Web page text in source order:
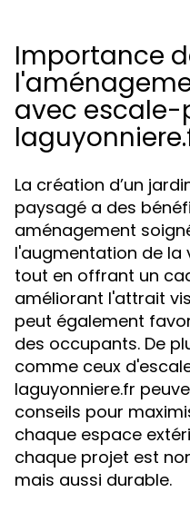
Importance
avec
La création d’un
paysagé a des
aménagement
l'augmentation de la
tout en offrant un
améliorant l'attrait
peut également
des occupants. De
comme ceux
laguyonniere.fr
conseils pour
chaque espace
chaque projet est
mais aussi durable.